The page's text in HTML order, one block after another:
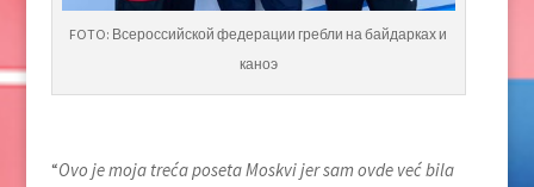
FOTO: Всероссийской федерации гребли на байдарках и
каноэ
“Ovo je moja treća poseta Moskvi jer sam ovde već bila